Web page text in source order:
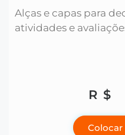
Alças e capas para
atividades e
R$